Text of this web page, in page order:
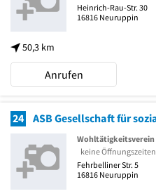
50,3 km
Heinrich-Rau-Str. 30
16816 Neuruppin
Anrufen
24
Wohltätigkeitsverein
keine Öffnungszeiten
Fehrbelliner Str. 5
16816 Neuruppin